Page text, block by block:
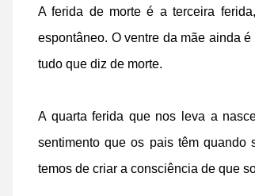
A ferida de morte é a terceira
espontâneo. O ventre da mãe ainda
tudo que diz de morte.
A quarta ferida que nos leva a
sentimento que os pais têm quando
temos de criar a consciência de que